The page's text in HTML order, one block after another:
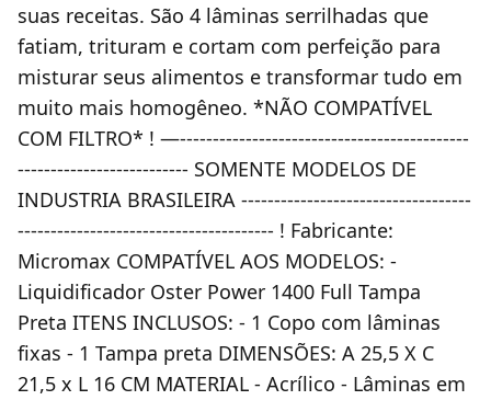
suas receitas. São 4 lâminas serrilhadas que
fatiam, trituram e cortam com perfeição para
misturar seus alimentos e transformar tudo em
muito mais homogêneo. *NÃO COMPATÍVEL
COM FILTRO* ! —--------------------------------------------
-------------------------- SOMENTE MODELOS DE
INDUSTRIA BRASILEIRA -----------------------------------
--------------------------------------- ! Fabricante:
Micromax COMPATÍVEL AOS MODELOS: -
Liquidificador Oster Power 1400 Full Tampa
Preta ITENS INCLUSOS: - 1 Copo com lâminas
fixas - 1 Tampa preta DIMENSÕES: A 25,5 X C
21,5 x L 16 CM MATERIAL - Acrílico - Lâminas em